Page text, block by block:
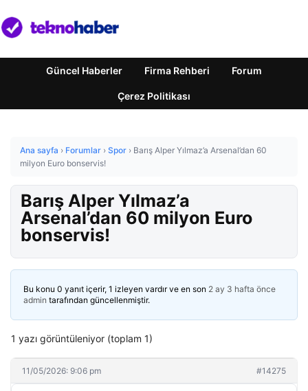
Güncel Haberler Firma Rehberi Forum
Çerez Politikası
Ana sayfa › Forumlar › Spor › Barış Alper Yılmaz’a Arsenal’dan 60
milyon Euro bonservis!
Barış Alper Yılmaz’a
Arsenal’dan 60 milyon Euro
bonservis!
Bu konu 0 yanıt içerir, 1 izleyen vardır ve en son 2 ay 3 hafta önce
admin tarafından güncellenmiştir.
1 yazı görüntüleniyor (toplam 1)
11/05/2026: 9:06 pm #14275